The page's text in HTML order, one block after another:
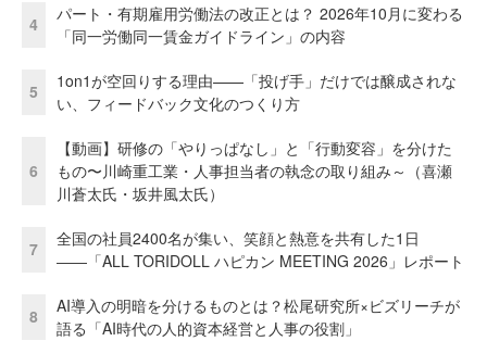
4
パート・有期雇用労働法の改正とは？ 2026年10月に変わる
「同一労働同一賃金ガイドライン」の内容
5
1on1が空回りする理由——「投げ手」だけでは醸成されな
い、フィードバック文化のつくり方
6
【動画】研修の「やりっぱなし」と「行動変容」を分けた
もの〜川崎重工業・人事担当者の執念の取り組み～（喜瀬
川蒼太氏・坂井風太氏）
7
全国の社員2400名が集い、笑顔と熱意を共有した1日
――「ALL TORIDOLL ハピカン MEETING 2026」レポート
8
AI導入の明暗を分けるものとは？松尾研究所×ビズリーチが
語る「AI時代の人的資本経営と人事の役割」